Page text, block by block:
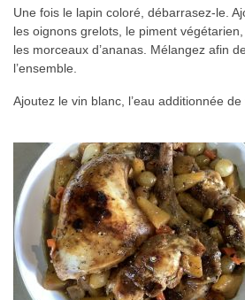
Une fois le lapin coloré, débarrasez-le.
les oignons grelots, le piment
les morceaux d’ananas. Mélangez afin
l’ensemble.
Ajoutez le vin blanc, l’eau additionnée de